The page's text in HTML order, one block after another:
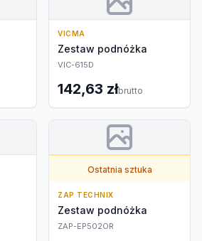
VICMA
Zestaw podnóżka
VIC-615D
142,63 złbrutto
Ostatnia sztuka
ZAP TECHNIX
Zestaw podnóżka
ZAP-EP502OR